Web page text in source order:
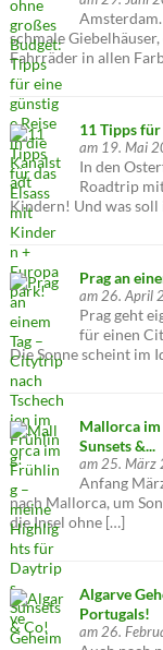
schmale
Fahrräder in allen
11 Tipps
am 19. Mai
In den
Roadtrip
Kindern! Und was soll
Prag an
am 26. April
Prag geht
für einen
Die Sonne scheint im
Mallorca
Sunsets &...
am 25. März
Anfang
nach Mallorca, um
die Insel ohne […]
Algarve
Portugals!
am 26.